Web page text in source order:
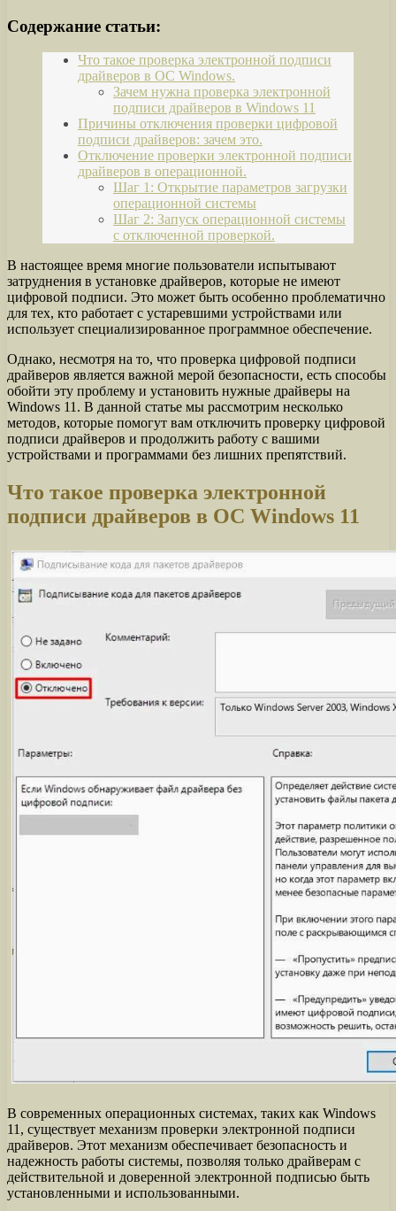
Содержание статьи:
Что такое проверка электронной подписи
драйверов в ОС Windows.
Зачем нужна проверка электронной
подписи драйверов в Windows 11
Причины отключения проверки цифровой
подписи драйверов: зачем это.
Отключение проверки электронной подписи
драйверов в операционной.
Шаг 1: Открытие параметров загрузки
операционной системы
Шаг 2: Запуск операционной системы
с отключенной проверкой.
В настоящее время многие пользователи испытывают
затруднения в установке драйверов, которые не имеют
цифровой подписи. Это может быть особенно проблематично
для тех, кто работает с устаревшими устройствами или
использует специализированное программное обеспечение.
Однако, несмотря на то, что проверка цифровой подписи
драйверов является важной мерой безопасности, есть способы
обойти эту проблему и установить нужные драйверы на
Windows 11. В данной статье мы рассмотрим несколько
методов, которые помогут вам отключить проверку цифровой
подписи драйверов и продолжить работу с вашими
устройствами и программами без лишних препятствий.
Что такое проверка электронной
подписи драйверов в ОС Windows 11
В современных операционных системах, таких как Windows
11, существует механизм проверки электронной подписи
драйверов. Этот механизм обеспечивает безопасность и
надежность работы системы, позволяя только драйверам с
действительной и доверенной электронной подписью быть
установленными и использованными.